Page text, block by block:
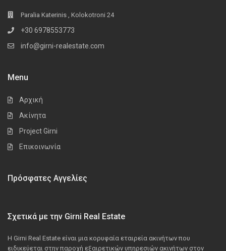
Paralia Katerinis , Kolokotroni 24
+30 6978553773
info@girni-realestate.com
Menu
Αρχική
Ακίνητα
Project Girni
Επικοινωνία
Πρόσφατες Αγγελίες
Σχετικά με την Girni Real Estate
Η Girni Real Estate είναι μια κορυφαία εταιρεία ακινήτων που
ειδικεύεται στην παροχή εξαιρετικών υπηρεσιών ακινήτων στον